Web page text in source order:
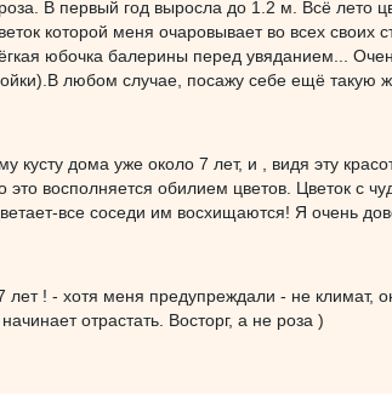
В первый год выросла до 1.2 м. Всё лето
которой меня очаровывает во всех
юбочка балерины перед увяданием...
любом случае, посажу себе ещё такую
кусту дома уже около 7 лет, и , видя эту
восполняется обилием цветов. Цветок с
все соседи им восхищаются! Я очень
лет ! - хотя меня предупреждали - не климат,
отрастать. Восторг, а не роза )